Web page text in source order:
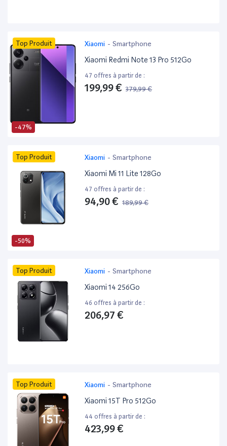
-47%
Top Produit Xiaomi - Smartphone
Xiaomi Redmi Note 13 Pro 512Go
47 offres à partir de :
199,99 € 379,99 €
-50%
Top Produit Xiaomi - Smartphone
Xiaomi Mi 11 Lite 128Go
47 offres à partir de :
94,90 € 189,99 €
Top Produit Xiaomi - Smartphone
Xiaomi 14 256Go
46 offres à partir de :
206,97 €
Top Produit Xiaomi - Smartphone
Xiaomi 15T Pro 512Go
44 offres à partir de :
423,99 €